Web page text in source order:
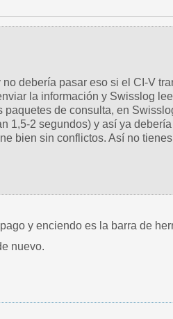
debería pasar eso si el CI-V
la información y Swisslog
paquetes de consulta, en
1,5-2 segundos) y así ya
bien sin conflictos. Así no
y enciendo es la barra de
nuevo.